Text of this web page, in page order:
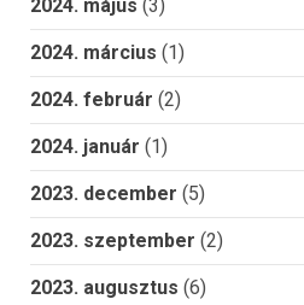
2024. május (3)
2024. március (1)
2024. február (2)
2024. január (1)
2023. december (5)
2023. szeptember (2)
2023. augusztus (6)